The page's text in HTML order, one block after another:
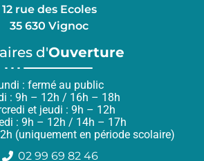
12 rue des Ecoles
35 630 Vignoc
d'Ouverture
: fermé au public
: 9h – 12h / 16h – 18h
et jeudi : 9h – 12h
: 9h – 12h / 14h – 17h
(uniquement en période scolaire)
02 99 69 82 46